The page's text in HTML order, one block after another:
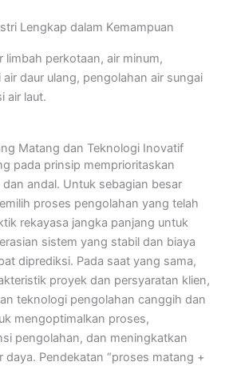
Lengkap dalam Kemampuan
limbah perkotaan, air minum,
daur ulang, pengolahan air sungai
air laut.
Matang dan Teknologi Inovatif
pada prinsip memprioritaskan
andal. Untuk sebagian besar
proses pengolahan yang telah
rekayasa jangka panjang untuk
sistem yang stabil dan biaya
diprediksi. Pada saat yang sama,
proyek dan persyaratan klien,
teknologi pengolahan canggih dan
mengoptimalkan proses,
pengolahan, dan meningkatkan
daya. Pendekatan “proses matang +